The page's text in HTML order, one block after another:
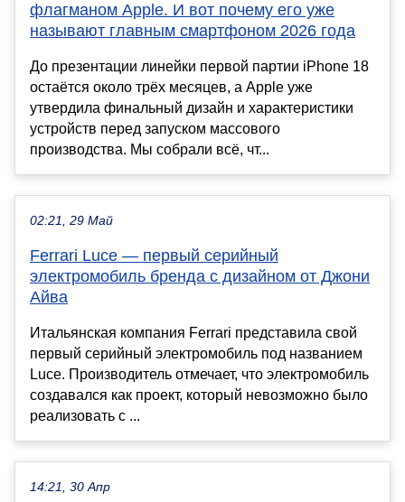
флагманом Apple. И вот почему его уже
называют главным смартфоном 2026 года
До презентации линейки первой партии iPhone 18
остаётся около трёх месяцев, а Apple уже
утвердила финальный дизайн и характеристики
устройств перед запуском массового
производства. Мы собрали всё, чт...
02:21, 29 Май
Ferrari Luce — первый серийный
электромобиль бренда с дизайном от Джони
Айва
Итальянская компания Ferrari представила свой
первый серийный электромобиль под названием
Luce. Производитель отмечает, что электромобиль
создавался как проект, который невозможно было
реализовать с ...
14:21, 30 Апр